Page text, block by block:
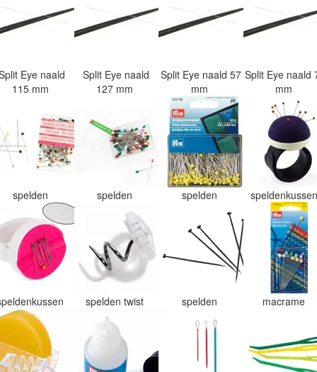
Eye naald
115 mm
Split Eye naald
127 mm
Split Eye naald 57
mm
Split Eye naald
mm
spelden spelden spelden
spelden twist spelden macrame